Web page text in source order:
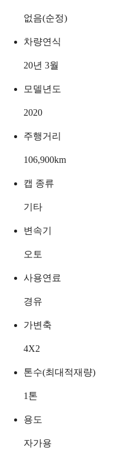
없음(순정)
차량연식
20년 3월
모델년도
2020
주행거리
106,900km
캡 종류
기타
변속기
오토
사용연료
경유
가변축
4X2
톤수(최대적재량)
1 톤
용도
자가용